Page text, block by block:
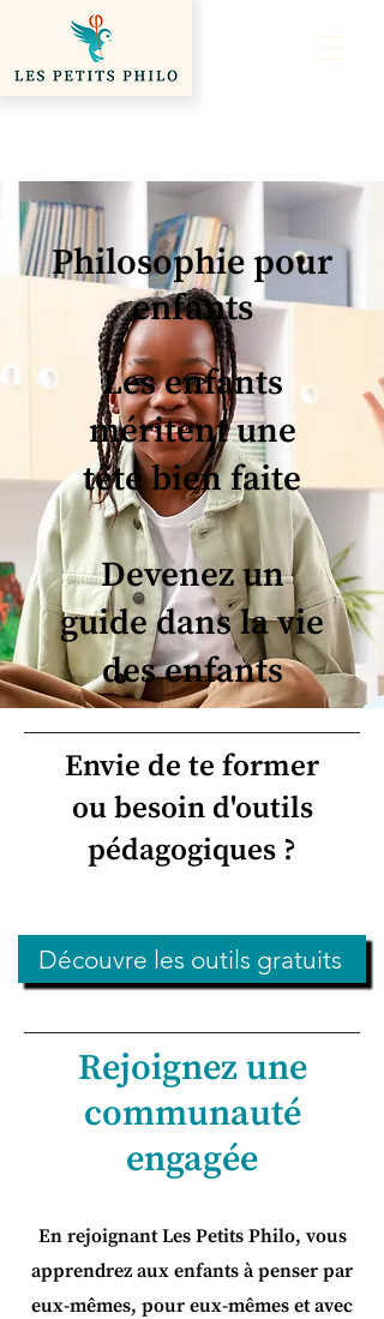
Philosophie pour
enfants
Les enfants
méritent une
tête bien faite
Devenez un
guide dans la vie
des enfants
Envie de te former
ou besoin d'outils
pédagogiques ?
Découvre les outils gratuits
Rejoignez une
communauté
engagée
En rejoignant Les Petits Philo, vous
apprendrez aux enfants à penser par
eux-mêmes, pour eux-mêmes et avec